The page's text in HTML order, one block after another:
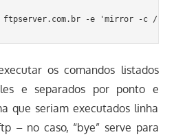
os comandos listados
e separados por ponto e
que seriam executados linha
– no caso, “bye” serve para